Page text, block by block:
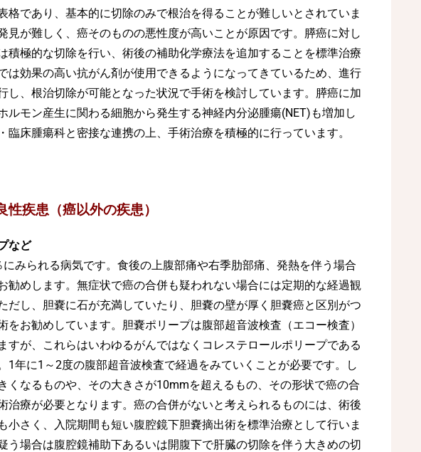
格であり、基本的に切除のみで根治を得ることが難しいとされていま
見が難しく、癌そのものの悪性度が高いことが原因です。膵癌に対し
積極的な切除を行い、術後の補助化学療法を追加することを標準治療
は効果の高い抗がん剤が使用できるようになってきているため、進行
し、根治切除が可能となった状況で手術を検討しています。膵癌に加
ルモン産生に関わる細胞から発生する神経内分泌腫瘍(NET)も増加し
臨床腫瘍科と密接な連携の上、手術治療を積極的に行っています。
疾患（癌以外の疾患）
など
みられる病気です。食後の上腹部痛や右季肋部痛、発熱を伴う場合
勧めします。無症状で癌の合併も疑われない場合には定期的な経過観
だし、胆嚢に石が充満していたり、胆嚢の壁が厚く胆嚢癌と区別がつ
をお勧めしています。胆嚢ポリープは腹部超音波検査（エコー検査）
すが、これらはいわゆるがんではなくコレステロールポリープである
1年に1～2度の腹部超音波検査で経過をみていくことが必要です。し
くなるものや、その大きさが10mmを超えるもの、その形状で癌の合
治療が必要となります。癌の合併がないと考えられるものには、術後
小さく、入院期間も短い腹腔鏡下胆嚢摘出術を標準治療として行いま
う場合は腹腔鏡補助下あるいは開腹下で肝臓の切除を伴う大きめの切